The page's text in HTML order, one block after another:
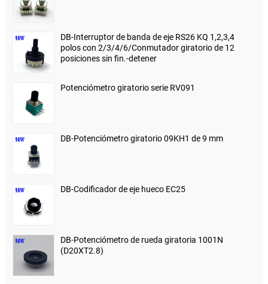
DB-Interruptor de banda de eje RS26 KQ 1,2,3,4
polos con 2/3/4/6/Conmutador giratorio de 12
posiciones sin fin.-detener
Potenciómetro giratorio serie RV091
DB-Potenciómetro giratorio 09KH1 de 9 mm
DB-Codificador de eje hueco EC25
DB-Potenciómetro de rueda giratoria 1001N
(D20XT2.8)